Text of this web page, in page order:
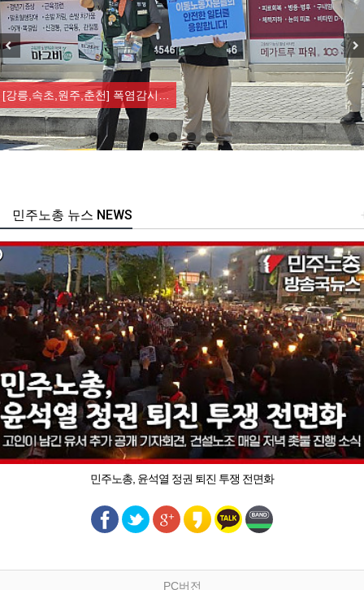
[강릉,속초,원주,춘천] 폭염감시…
주노총 뉴스 NEWS
민주노총, 윤석열 정권 퇴진 투쟁 전면화
PC버전